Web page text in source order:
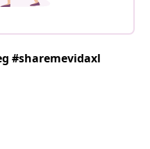
#sharemevidaxl